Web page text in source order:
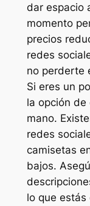
dar espacio
momento
precios
redes
no perderte
Si eres un
la opción
mano.
redes
camisetas
bajos.
lo que estás